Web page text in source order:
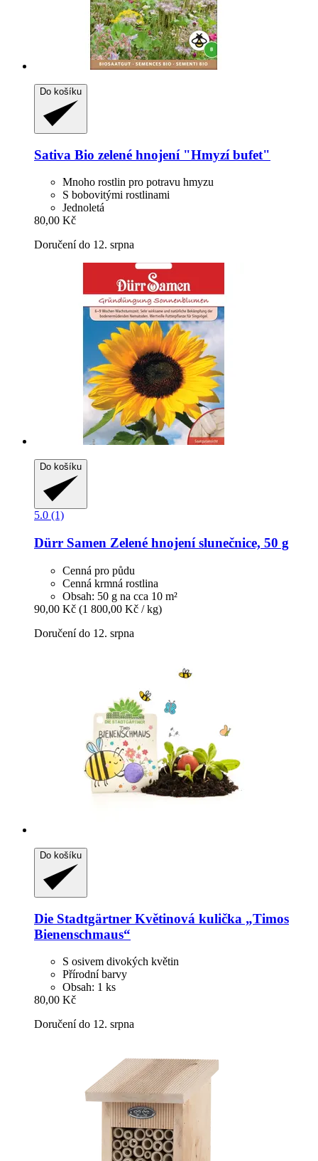
Do košíku
Sativa Bio zelené hnojení "Hmyzí bufet"
Mnoho rostlin pro potravu hmyzu
S bobovitými rostlinami
Jednoletá
80,00 Kč
Doručení do 12. srpna
Do košíku
5.0 (1)
Dürr Samen Zelené hnojení slunečnice, 50 g
Cenná pro půdu
Cenná krmná rostlina
Obsah: 50 g na cca 10 m²
90,00 Kč (1 800,00 Kč / kg)
Doručení do 12. srpna
Do košíku
Die Stadtgärtner Květinová kulička „Timos
Bienenschmaus“
S osivem divokých květin
Přírodní barvy
Obsah: 1 ks
80,00 Kč
Doručení do 12. srpna